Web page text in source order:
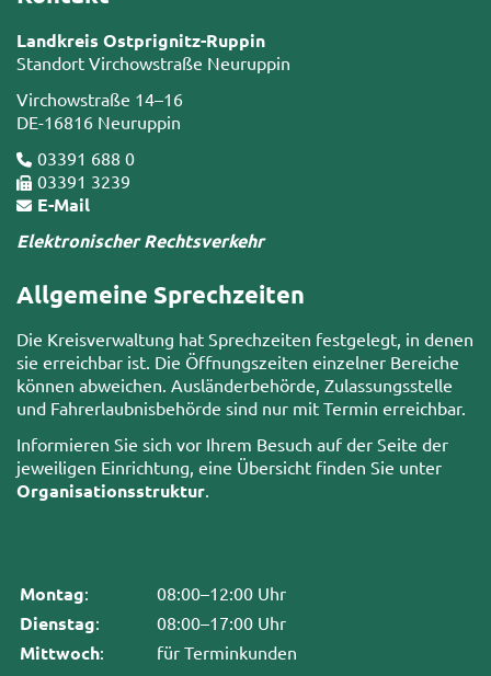
Landkreis Ostprignitz-Ruppin
Standort Virchowstraße Neuruppin
Virchowstraße 14–16
DE-16816 Neuruppin
03391 688 0
03391 3239
E-Mail
Elektronischer Rechtsverkehr
Allgemeine Sprechzeiten
Die Kreisverwaltung hat Sprechzeiten festgelegt, in denen
sie erreichbar ist. Die Öffnungszeiten einzelner Bereiche
können abweichen. Ausländerbehörde, Zulassungsstelle
und Fahrerlaubnisbehörde sind nur mit Termin erreichbar.
Informieren Sie sich vor Ihrem Besuch auf der Seite der
jeweiligen Einrichtung, eine Übersicht finden Sie unter
Organisationsstruktur.
Montag: 08:00–12:00 Uhr
Dienstag: 08:00–17:00 Uhr
Mittwoch: für Terminkunden